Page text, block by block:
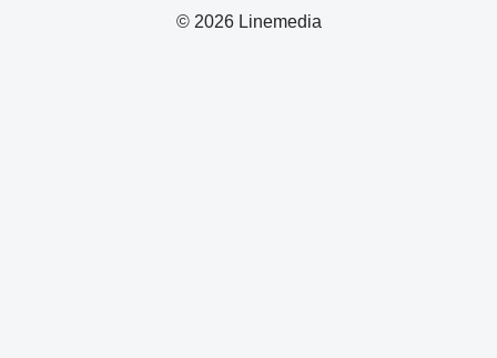
© 2026 Linemedia